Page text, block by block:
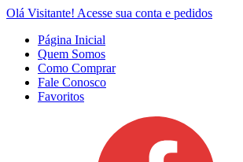
Olá Visitante! Acesse sua conta e pedidos
Página Inicial
Quem Somos
Como Comprar
Fale Conosco
Favoritos